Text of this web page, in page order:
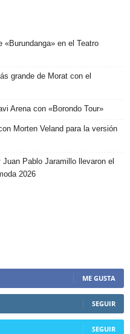
en el Teatro
grande de Morat con el
Arena con «Borondo Tour»
Morten Veland para la versión
Pablo Jaramillo llevaron el
2026
ME GUSTA
SEGUIR
SEGUIR